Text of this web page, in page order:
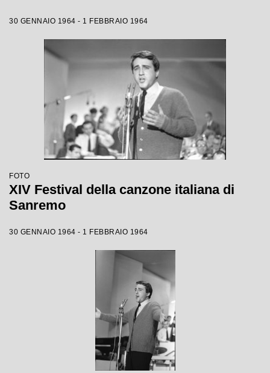
30 GENNAIO 1964 - 1 FEBBRAIO 1964
FOTO
XIV Festival della canzone italiana di
Sanremo
30 GENNAIO 1964 - 1 FEBBRAIO 1964